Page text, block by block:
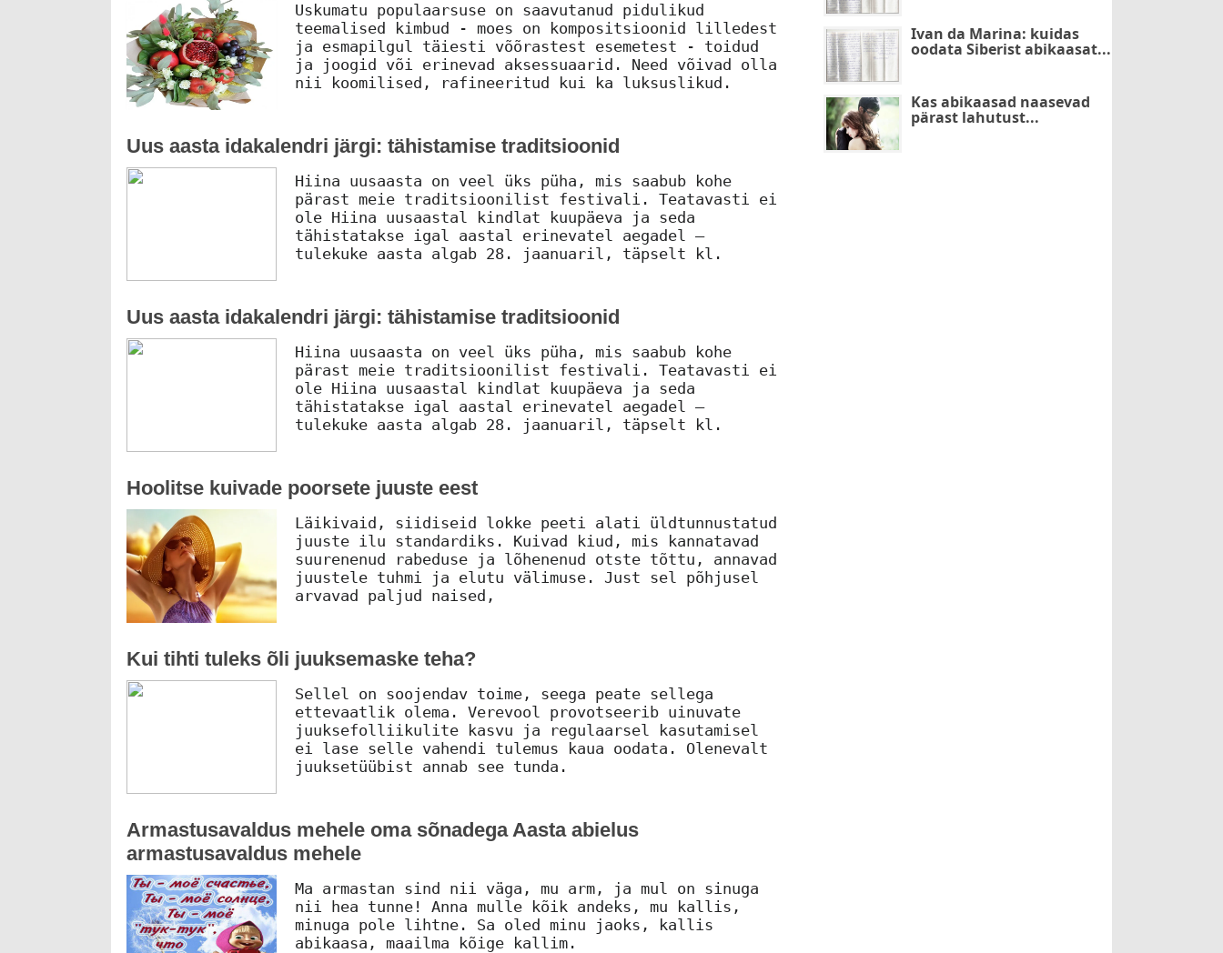
Uskumatu populaarsuse on saavutanud pidulikud
teemalised kimbud - moes on kompositsioonid lilledest
ja esmapilgul täiesti võõrastest esemetest - toidud
ja joogid või erinevad aksessuaarid. Need võivad olla
nii koomilised, rafineeritud kui ka luksuslikud.
Uus aasta idakalendri järgi: tähistamise traditsioonid
Hiina uusaasta on veel üks püha, mis saabub kohe
pärast meie traditsioonilist festivali. Teatavasti ei
ole Hiina uusaastal kindlat kuupäeva ja seda
tähistatakse igal aastal erinevatel aegadel –
tulekuke aasta algab 28. jaanuaril, täpselt kl.
Uus aasta idakalendri järgi: tähistamise traditsioonid
Hiina uusaasta on veel üks püha, mis saabub kohe
pärast meie traditsioonilist festivali. Teatavasti ei
ole Hiina uusaastal kindlat kuupäeva ja seda
tähistatakse igal aastal erinevatel aegadel –
tulekuke aasta algab 28. jaanuaril, täpselt kl.
Hoolitse kuivade poorsete juuste eest
Läikivaid, siidiseid lokke peeti alati üldtunnustatud
juuste ilu standardiks. Kuivad kiud, mis kannatavad
suurenenud rabeduse ja lõhenenud otste tõttu, annavad
juustele tuhmi ja elutu välimuse. Just sel põhjusel
arvavad paljud naised,
Kui tihti tuleks õli juuksemaske teha?
Sellel on soojendav toime, seega peate sellega
ettevaatlik olema. Verevool provotseerib uinuvate
juuksefolliikulite kasvu ja regulaarsel kasutamisel
ei lase selle vahendi tulemus kaua oodata. Olenevalt
juuksetüübist annab see tunda.
Armastusavaldus mehele oma sõnadega Aasta abielus
armastusavaldus mehele
Ma armastan sind nii väga, mu arm, ja mul on sinuga
nii hea tunne! Anna mulle kõik andeks, mu kallis,
minuga pole lihtne. Sa oled minu jaoks, kallis
abikaasa, maailma kõige kallim.
Ivan da Marina: kuidas
oodata Siberist abikaasat...
Kas abikaasad naasevad
pärast lahutust...